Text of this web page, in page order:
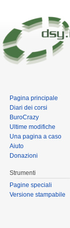
Pagina principale
Diari dei corsi
BuroCrazy
Ultime modifiche
Una pagina a caso
Aiuto
Donazioni
Strumenti
Pagine speciali
Versione stampabile